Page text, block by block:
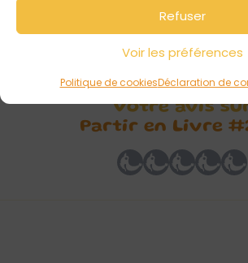
Refuser
Voir les préférences
Politique de cookiesDéclaration de
Découvrez le programme près de chez
interactive ICI
Votre avis
Partir en Livre